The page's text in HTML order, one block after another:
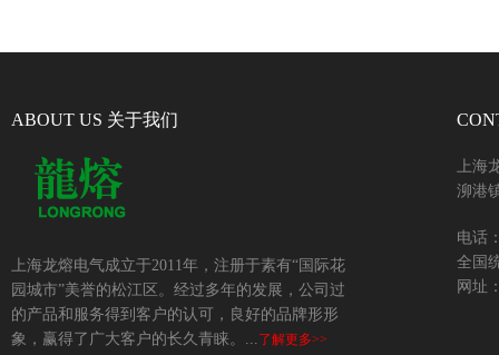
ABOUT US 关于我们
上海龙熔电气成立于2011年，注册于素有“国际花
园城市”美誉的松江区。经过多年的发展，公司过
的产品和服务得到客户的认可，良好的品牌形形
象，赢得了广大客户的长久青睐。...了解更多>>
上海
泖港
电话
全国
网址